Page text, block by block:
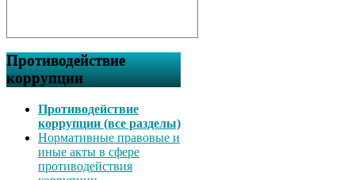
Противодействие
коррупции
Противодействие
коррупции (все разделы)
Нормативные правовые и
иные акты в сфере
противодействия